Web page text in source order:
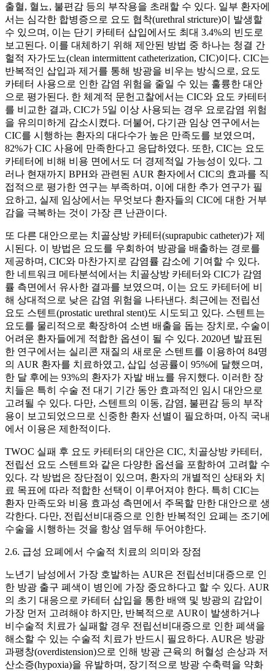
출혈, 혈뇨, 불편감 등의 부작용을 초래할 수 있다. 일부 환자에
서는 심각한 합병증으로 요도 협착(urethral stricture)이 발생할
수 있으며, 이는 단기 카테터 삽입에서도 최대 3.4%의 빈도로
보고된다. 이를 대체하기 위해 제안된 방법 중 하나는 청결 간
헐적 자가도뇨(clean intermittent catheterization, CIC)이다. CIC는
반복적인 삽입과 제거를 통해 방광을 비우는 방식으로, 요도
카테터 사용으로 인한 감염 위험을 줄일 수 있는 훌륭한 대안
으로 평가된다. 한 체계적 문헌고찰에서는 CIC와 요도 카테터
를 비교한 결과, CIC가 5일 이상 사용되는 경우 요로감염 위험
을 유의미하게 감소시켰다. 더불어, 다기관 임상 연구에서는
CIC를 시행하는 환자의 대다수가 높은 만족도를 보였으며,
82%가 CIC 사용에 만족한다고 응답하였다. 또한, CIC는 요도
카테터에 비해 비용 면에서도 더 경제적일 가능성이 있다. 그
러나 현재까지 BPH와 관련된 AUR 환자에서 CIC의 효과를 직
접적으로 평가한 연구는 부족하며, 이에 대한 추가 연구가 필
요하고, 실제 임상에서는 무엇보다 환자들의 CIC에 대한 거부
감을 극복하는 것이 가장 큰 난관이다.
또 다른 대안으로는 치골상방 카테터(suprapubic catheter)가 제
시된다. 이 방법은 요도를 우회하여 방광을 배출하는 경로를
제공하며, CIC와 마찬가지로 감염률 감소에 기여할 수 있다.
한 네트워크 메타분석에서는 치골상방 카테터와 CIC가 감염
률 측면에서 유사한 결과를 보였으며, 이는 요도 카테터에 비
해 상대적으로 낮은 감염 위험을 나타낸다. 최근에는 전립선
요도 스텐트(prostatic urethral stent)도 시도되고 있다. 스텐트는
요도를 물리적으로 확장하여 소변 배출을 돕는 장치로, 수술이
어려운 환자들에게 적합한 옵션이 될 수 있다. 2020년 발표된
한 연구에서는 실리콘 재질의 새로운 스텐트를 이용하여 84명
의 AUR 환자를 치료하였고, 삽입 성공률이 95%에 달했으며,
한 달 후에는 93%의 환자가 자발 배뇨를 유지했다. 이러한 장
치들은 특히 수술 전 대기 기간 동안 효과적인 임시 대안으로
고려될 수 있다. 다만, 스텐트의 이동, 감염, 불편감 등의 부작
용이 보고되었으므로 신중한 환자 선별이 필요하며, 아직 국내
에서 이용은 제한적이다.
TWOC 실패 후 요도 카테터의 대안은 CIC, 치골상방 카테터,
전립선 요도 스텐트와 같은 다양한 옵션을 포함하여 고려할 수
있다. 각 방법은 장단점이 있으며, 환자의 개별적인 상태와 치
료 목표에 따라 적합한 선택이 이루어져야 한다. 특히 CIC는
환자 만족도와 비용 효과성 측면에서 주목할 만한 대안으로 생
각한다. 다만, 전립선비대증으로 인한 반복적인 요폐는 조기에
수술을 시행하는 것을 항상 염두해 두어야한다.
2.6. 급성 요폐에서 수술적 치료의 의미와 장점
노년기 남성에서 가장 호발하는 AUR은 전립선비대증으로 인
한 방광 출구 폐색이 병인에 가장 중요하다고 할 수 있다. AUR
의 초기 대응으로 카테터 삽입을 통한 배액 및 방광의 감압이
가장 먼저 고려해야 하지만, 반복적으로 AUR이 발생하거나
비수술적 치료가 실패할 경우 전립선비대증으로 인한 폐색을
해소할 수 있는 수술적 치료가 반드시 필요하다. AUR은 방광
과팽창(overdistension)으로 인해 방광 근육의 허혈성 손상과 저
산소증(hypoxia)을 유발하며, 장기적으로 방광 수축력을 약화